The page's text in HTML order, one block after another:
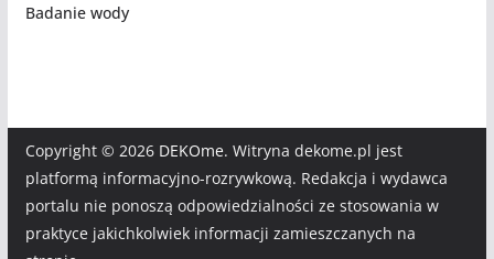
Badanie wody
Copyright © 2026 DEKOme. Witryna dekome.pl jest
platformą informacyjno-rozrywkową. Redakcja i wydawca
portalu nie ponoszą odpowiedzialności ze stosowania w
praktyce jakichkolwiek informacji zamieszczanych na